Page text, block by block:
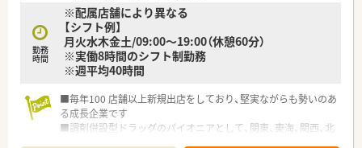
勤務
時間
※配属店舗により異なる
【シフト例】
月火水木金土/09:00～19:00（休憩60分）
※実働8時間のシフト制勤務
※週平均40時間
■毎年100 店舗以上新規出店をしており、堅実ながらも勢いのあ
る成長企業です
■調剤併設型ドラッグのパイオニアとして、関東、東海、関西、北